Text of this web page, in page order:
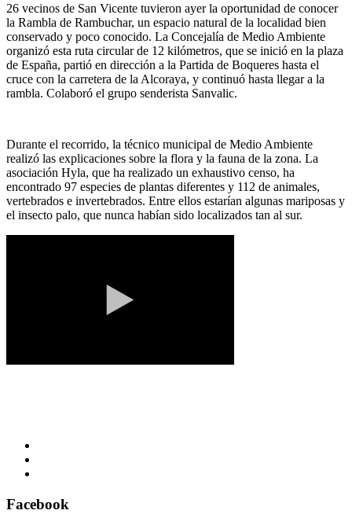
26 vecinos de San Vicente tuvieron ayer la oportunidad de conocer
la Rambla de Rambuchar, un espacio natural de la localidad bien
conservado y poco conocido. La Concejalía de Medio Ambiente
organizó esta ruta circular de 12 kilómetros, que se inició en la plaza
de España, partió en dirección a la Partida de Boqueres hasta el
cruce con la carretera de la Alcoraya, y continuó hasta llegar a la
rambla. Colaboró el grupo senderista Sanvalic.
Durante el recorrido, la técnico municipal de Medio Ambiente
realizó las explicaciones sobre la flora y la fauna de la zona. La
asociación Hyla, que ha realizado un exhaustivo censo, ha
encontrado 97 especies de plantas diferentes y 112 de animales,
vertebrados e invertebrados. Entre ellos estarían algunas mariposas y
el insecto palo, que nunca habían sido localizados tan al sur.
Facebook